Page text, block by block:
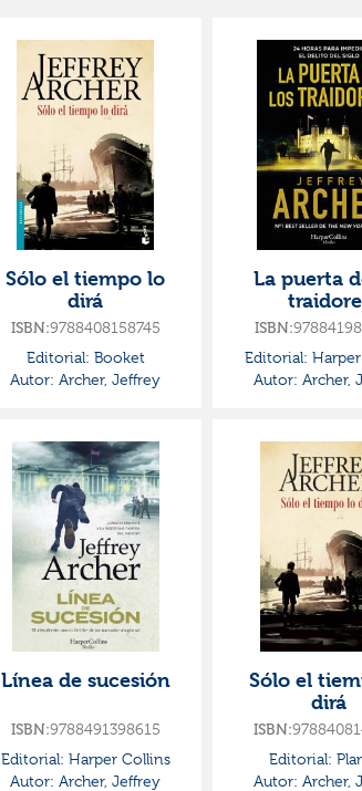
Sólo el tiempo lo
dirá
ISBN:9788408158745
Editorial: Booket
Autor: Archer, Jeffrey
La puerta
ISBN:
Editorial:
Autor: Archer,
Línea de sucesión
ISBN:9788491398615
Editorial: Harper Collins
Autor: Archer, Jeffrey
Sólo el
dirá
ISBN:
Editorial:
Autor: Archer,